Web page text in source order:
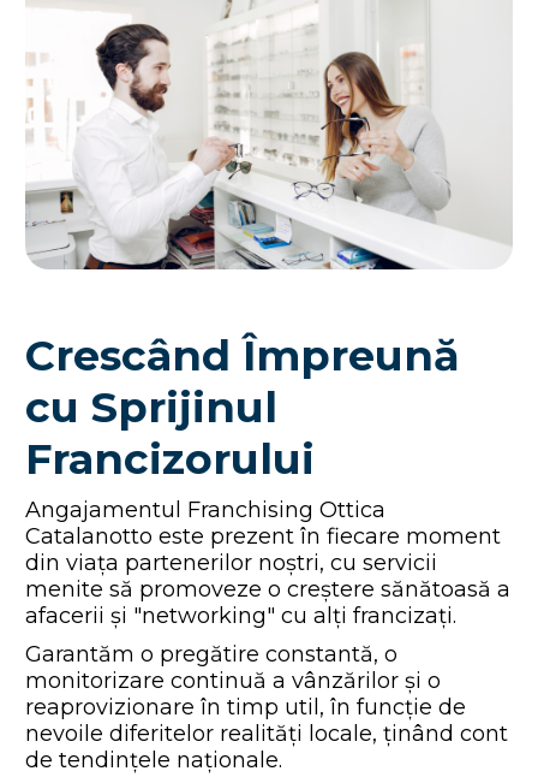
Crescând Împreună
cu Sprijinul
Francizorului
Angajamentul Franchising Ottica
Catalanotto este prezent în fiecare moment
din viața partenerilor noștri, cu servicii
menite să promoveze o creștere sănătoasă a
afacerii și "networking" cu alți francizați.
Garantăm o pregătire constantă, o
monitorizare continuă a vânzărilor și o
reaprovizionare în timp util, în funcție de
nevoile diferitelor realități locale, ținând cont
de tendințele naționale.